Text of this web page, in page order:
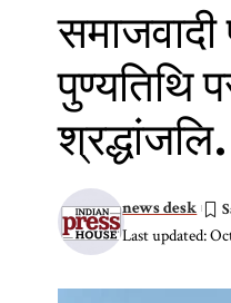
पुण्यतिथि
श्रद्धांजलि.
Last updated:
news desk